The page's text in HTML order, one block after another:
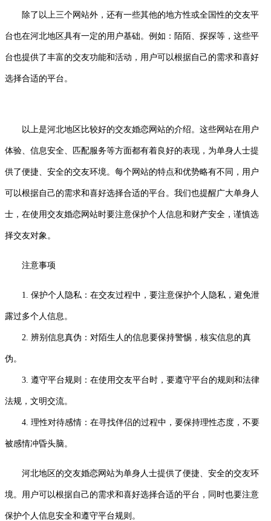
除了以上三个网站外，还有一些其他的地方性或全国性的交友平
台也在河北地区具有一定的用户基础。例如：陌陌、探探等，这些平
台也提供了丰富的交友功能和活动，用户可以根据自己的需求和喜好
选择合适的平台。
以上是河北地区比较好的交友婚恋网站的介绍。这些网站在用户
体验、信息安全、匹配服务等方面都有着良好的表现，为单身人士提
供了便捷、安全的交友环境。每个网站的特点和优势略有不同，用户
可以根据自己的需求和喜好选择合适的平台。我们也提醒广大单身人
士，在使用交友婚恋网站时要注意保护个人信息和财产安全，谨慎选
择交友对象。
注意事项
1. 保护个人隐私：在交友过程中，要注意保护个人隐私，避免泄
露过多个人信息。
2. 辨别信息真伪：对陌生人的信息要保持警惕，核实信息的真
伪。
3. 遵守平台规则：在使用交友平台时，要遵守平台的规则和法律
法规，文明交流。
4. 理性对待感情：在寻找伴侣的过程中，要保持理性态度，不要
被感情冲昏头脑。
河北地区的交友婚恋网站为单身人士提供了便捷、安全的交友环
境。用户可以根据自己的需求和喜好选择合适的平台，同时也要注意
保护个人信息安全和遵守平台规则。